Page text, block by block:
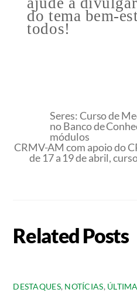
do tema bem-
todos!
Seres: Curso de
no Banco de
módulos
CRMV-AM com apoio do
de 17 a 19 de abril,
Related Posts
DESTAQUES, NOTÍCIAS,